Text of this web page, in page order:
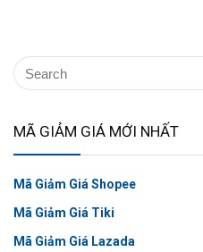
MÃ GIẢM GIÁ MỚI NHẤT
Mã Giảm Giá Shopee
Mã Giảm Giá Tiki
Mã Giảm Giá Lazada